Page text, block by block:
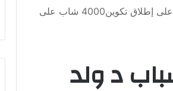
الأمين العام لوزارة تمكين الشباب د ولد خطري يشرف على إطلاق تكوين4000 شاب على
د ولد